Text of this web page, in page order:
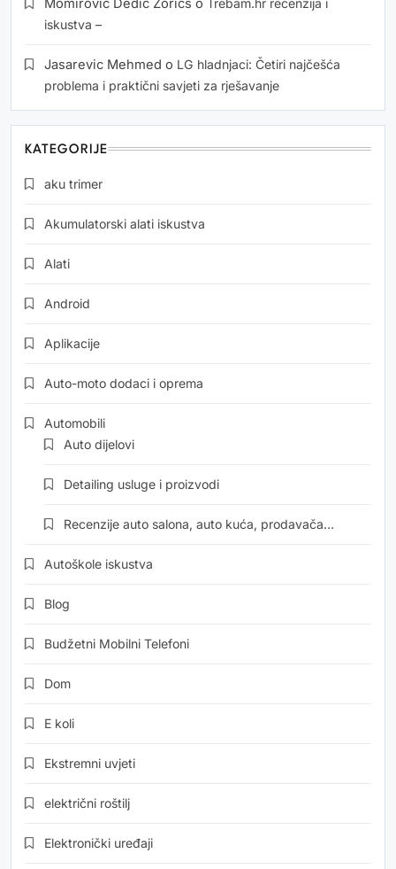
Momirović Dedić Zorics o
Trebam.hr recenzija i
iskustva –
Jasarevic Mehmed o LG hladnjaci: Četiri najčešća
problema i praktični savjeti za rješavanje
KATEGORIJE
aku trimer
Akumulatorski alati iskustva
Alati
Android
Aplikacije
Auto-moto dodaci i oprema
Automobili
Auto dijelovi
Detailing usluge i proizvodi
Recenzije auto salona, auto kuća, prodavača…
Autoškole iskustva
Blog
Budžetni Mobilni Telefoni
Dom
E koli
Ekstremni uvjeti
električni roštilj
Elektronički uređaji